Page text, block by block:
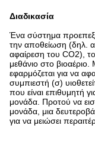
Διαδικασία
Ένα σύστημα
την αποθείωση (δηλ.
αφαίρεση του CO2), το
μεθάνιο στο
εφαρμόζεται για να
συμπιεστή (σ)
που είναι επιθυμητή
μονάδα. Προτού να
μονάδα, μια
για να μειώσει